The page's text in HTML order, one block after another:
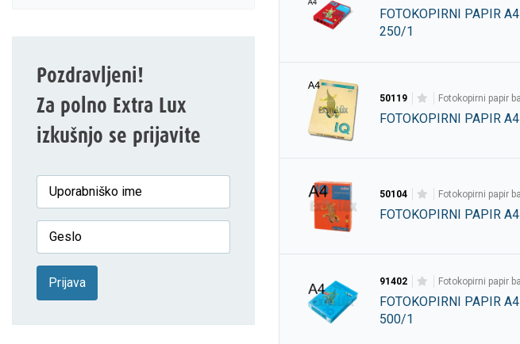
Pozdravljeni!
Za polno Extra Lux
izkušnjo se prijavite
Prijava
FOTOKOPIRNI PAPIR
250/1
50119 fotokopirni papir
FOTOKOPIRNI PAPIR
50104 fotokopirni papir
FOTOKOPIRNI PAPIR
91402 fotokopirni papir
FOTOKOPIRNI PAPIR
500/1